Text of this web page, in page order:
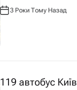
А
3 Роки Тому Назад
119 автобус Київ